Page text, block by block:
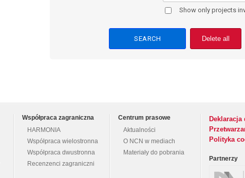
Show only projects
Delete all
Współpraca zagraniczna
HARMONIA
Współpraca wielostronna
Współpraca dwustronna
Recenzenci zagraniczni
Centrum prasowe
Aktualności
O NCN w mediach
Materiały do pobrania
Polityka
Partnerzy